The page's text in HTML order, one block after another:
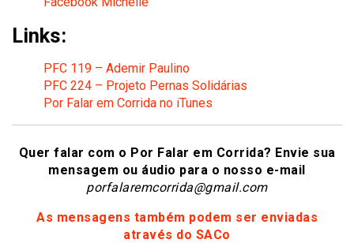
Links:
PFC 119 – Ademir Paulino
PFC 224 – Projeto Pernas Solidárias
Por Falar em Corrida no iTunes
Quer falar com o Por Falar em Corrida? Envie sua
mensagem ou áudio para o nosso e-mail
porfalaremcorrida@gmail.com
As mensagens também podem ser enviadas
através do SACo